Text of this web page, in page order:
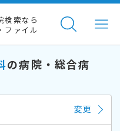
検索なら
ファイル
の病院・総合病
変更